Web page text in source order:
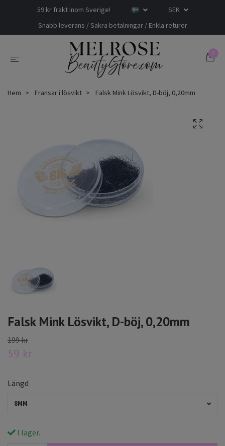
59 kr frakt inom Sverige!
SEK
Snabb leverans / Säkra betalningar / Enkla returer
0
Hem Fransar i lösvikt Falsk Mink Lösvikt, D-böj, 0,20mm
Falsk Mink Lösvikt, D-böj, 0,20mm
199 kr
59 kr
Längd
8MM
I lager.